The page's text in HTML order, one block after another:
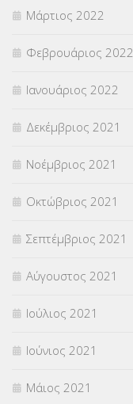
Μάρτιος 2022
Φεβρουάριος 2022
Ιανουάριος 2022
Δεκέμβριος 2021
Νοέμβριος 2021
Οκτώβριος 2021
Σεπτέμβριος 2021
Αύγουστος 2021
Ιούλιος 2021
Ιούνιος 2021
Μάιος 2021